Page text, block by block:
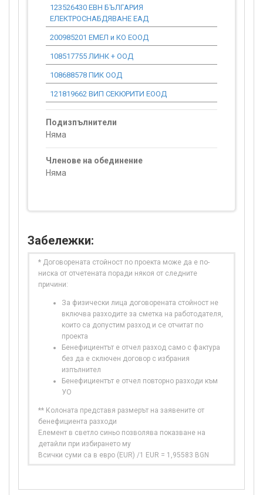
123526430 ЕВН БЪЛГАРИЯ
ЕЛЕКТРОСНАБДЯВАНЕ ЕАД
200985201 ЕМЕЛ и КО ЕООД
108517755 ЛИНК + ООД
108688578 ПИК ООД
121819662 ВИП СЕКЮРИТИ ЕООД
Подизпълнители
Няма
Членове на обединение
Няма
Забележки:
* Договорената стойност по проекта може да е по-
ниска от отчетената поради някоя от следните
причини:
За физически лица договорената стойност не
включва разходите за сметка на работодателя,
които са допустим разход и се отчитат по
проекта
Бенефициентът е отчел разход само с фактура
без да е сключен договор с избрания
изпълнител
Бенефициентът е отчел повторно разходи към
УО
** Колоната представя размерът на заявените от
бенефициента разходи
Елемент в светло синьо позволява показване на
детайли при избирането му
Всички суми са в евро (EUR) /1 EUR = 1,95583 BGN